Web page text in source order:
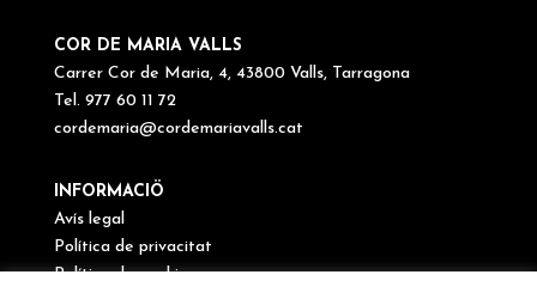
COR DE MARIA VALLS
Carrer Cor de Maria, 4, 43800 Valls, Tarragona
Tel. 977 60 11 72
cordemaria@cordemariavalls.cat
INFORMACIÖ
Avís legal
Política de privacitat
Política de cookies